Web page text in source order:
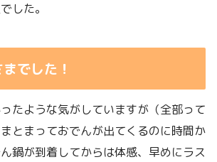
した。
でした！
たような気がしていますが（全部って
とまっておでんが出てくるのに時間か
鍋が到着してからは体感、早めにラス